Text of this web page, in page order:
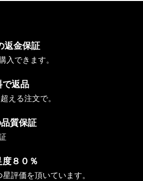
返金保証
入できます。
返品
える注文で。
質保証
８０％
評価を頂いています。